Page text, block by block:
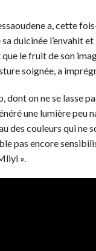
a, cette
dulcinée l’envahit
que le fruit de son
soignée, a
dont on ne se lasse
une lumière peu
des couleurs qui ne
pas encore
».